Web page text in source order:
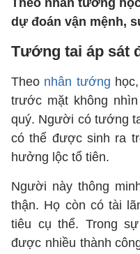
Theo nhân tướng
dự đoán vận mệnh,
Tướng tai áp sát
Theo nhân tướng
trước mặt không
quý. Người có tướng
có thể được sinh ra
hưởng lộc tổ tiên.
Người này thông
thận. Họ còn có tài
tiêu cụ thể. Trong
được nhiều thành